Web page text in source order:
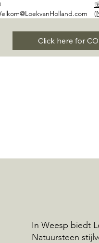
Click here for
In Weesp biedt
Natuursteen